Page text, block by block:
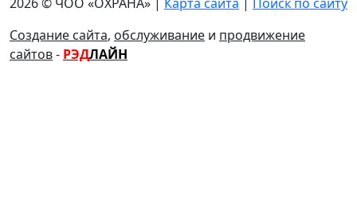
Создание сайта, обслуживание и продвижение
сайтов- РЭДЛАЙН